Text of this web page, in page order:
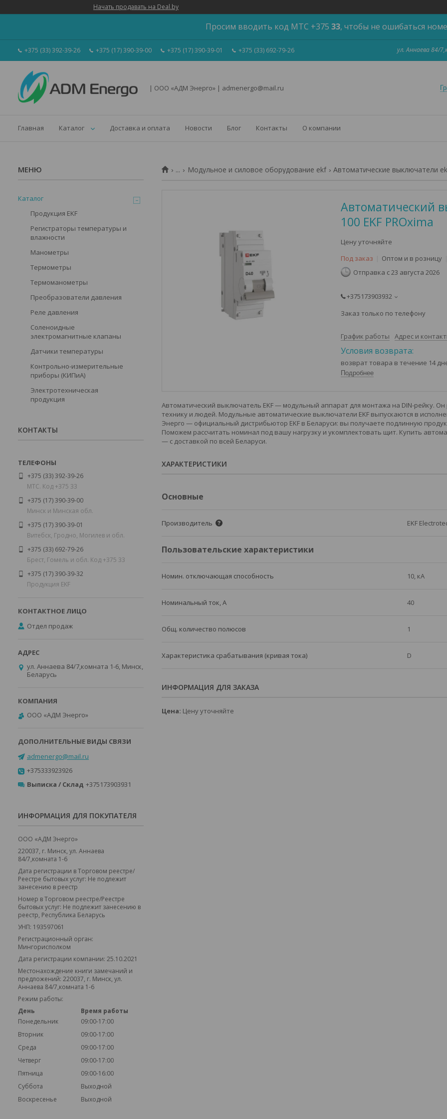
Начать продавать на Deal.by
Просим вводить код МТС +375 33, чтобы не ошибаться
+375 (33) 392-39-26 +375 (17) 390-39-00 +375 (17) 390-39-01 +375 (33) 692-79-26 ул. Аннаева 84/
| ООО «АДМ Энерго» | admenergo@mail.ru
Главная Каталог Доставка и оплата Новости Блог Контакты О компании
... Модульное и силовое оборудование ekf Автоматические выключатели
Автоматический
100 EKF PROxima
Цену уточняйте
Под заказ
Оптом и в розницу
Отправка с 23 августа 2026
+375173903932
Заказ только по телефону
График работы Адрес и
возврат товара в течение 14
Подробнее
Автоматический выключатель EKF — модульный аппарат для монтажа на DIN-рейку.
технику и людей. Модульные автоматические выключатели EKF выпускаются в
Энерго — официальный дистрибьютор EKF в Беларуси: вы получаете подлинную
Поможем рассчитать номинал под вашу нагрузку и укомплектовать щит. Купить
— с доставкой по всей Беларуси.
ХАРАКТЕРИСТИКИ
Основные
Производитель EKF
Пользовательские характеристики
Номин. отключающая способность 10, кА
Номинальный ток, А 40
Общ. количество полюсов 1
Характеристика срабатывания (кривая тока) D
ИНФОРМАЦИЯ ДЛЯ ЗАКАЗА
Цена: Цену уточняйте
Каталог
Продукция EKF
Регистраторы температуры и
влажности
Манометры
Термометры
Термоманометры
Преобразователи давления
Реле давления
Соленоидные
электромагнитные клапаны
Датчики температуры
Контрольно-измерительные
приборы (КИПиА)
Электротехническая
продукция
КОНТАКТЫ
+375 (33) 392-39-26
МТС. Код +375 33
+375 (17) 390-39-00
Минск и Минская обл.
+375 (17) 390-39-01
Витебск, Гродно, Могилев и обл.
+375 (33) 692-79-26
Брест, Гомель и обл. Код +375 33
+375 (17) 390-39-32
Продукция EKF
Отдел продаж
ул. Аннаева 84/7,комната 1-6, Минск,
Беларусь
ООО «АДМ Энерго»
admenergo@mail.ru
+375333923926
Выписка / Склад +375173903931
ИНФОРМАЦИЯ ДЛЯ ПОКУПАТЕЛЯ
ООО «АДМ Энерго»
220037, г. Минск, ул. Аннаева
84/7,комната 1-6
Дата регистрации в Торговом реестре/
Реестре бытовых услуг: Не подлежит
занесению в реестр
Номер в Торговом реестре/Реестре
бытовых услуг: Не подлежит занесению в
реестр, Республика Беларусь
УНП: 193597061
Регистрационный орган:
Мингорисполком
Дата регистрации компании: 25.10.2021
Местонахождение книги замечаний и
предложений: 220037, г. Минск, ул.
Аннаева 84/7,комната 1-6
Режим работы:
День
Время работы
Понедельник
09:00-17:00
Вторник
09:00-17:00
Среда
09:00-17:00
Четверг
09:00-17:00
Пятница
09:00-16:00
Суббота
Выходной
Воскресенье
Выходной